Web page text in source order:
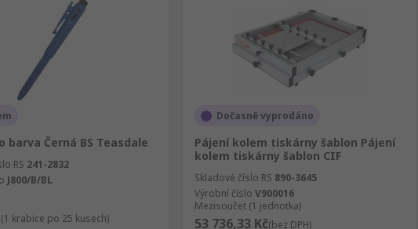
barva Černá BS Teasdale
RS 241-2832
J800/B/BL
krabice po 25 kusech)
Dočasně vyprodáno
Pájení kolem tiskárny šablon Pájení
kolem tiskárny šablon CIF
Skladové číslo RS 890-3645
Výrobní číslo V900016
Mezisoučet (1 jednotka)
53 736,33 Kč(bez DPH)